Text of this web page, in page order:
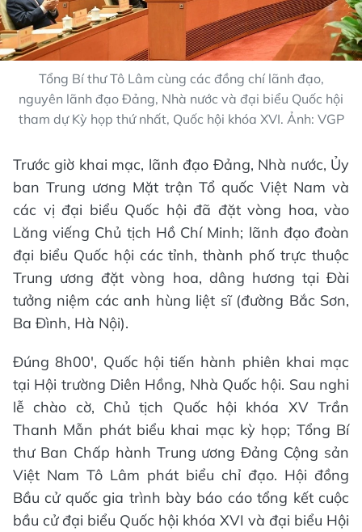
Tổng Bí thư Tô Lâm cùng các đồng chí lãnh đạo,
nguyên lãnh đạo Đảng, Nhà nước và đại biểu Quốc hội
tham dự Kỳ họp thứ nhất, Quốc hội khóa XVI. Ảnh: VGP
Trước giờ khai mạc, lãnh đạo Đảng, Nhà nước, Ủy
ban Trung ương Mặt trận Tổ quốc Việt Nam và
các vị đại biểu Quốc hội đã đặt vòng hoa, vào
Lăng viếng Chủ tịch Hồ Chí Minh; lãnh đạo đoàn
đại biểu Quốc hội các tỉnh, thành phố trực thuộc
Trung ương đặt vòng hoa, dâng hương tại Đài
tưởng niệm các anh hùng liệt sĩ (đường Bắc Sơn,
Ba Đình, Hà Nội).
Đúng 8h00', Quốc hội tiến hành phiên khai mạc
tại Hội trường Diên Hồng, Nhà Quốc hội. Sau nghi
lễ chào cờ, Chủ tịch Quốc hội khóa XV Trần
Thanh Mẫn phát biểu khai mạc kỳ họp; Tổng Bí
thư Ban Chấp hành Trung ương Đảng Cộng sản
Việt Nam Tô Lâm phát biểu chỉ đạo. Hội đồng
Bầu cử quốc gia trình bày báo cáo tổng kết cuộc
bầu cử đại biểu Quốc hội khóa XVI và đại biểu Hội